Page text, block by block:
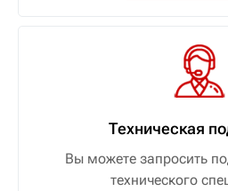
Техническая
Вы можете запросить
технического